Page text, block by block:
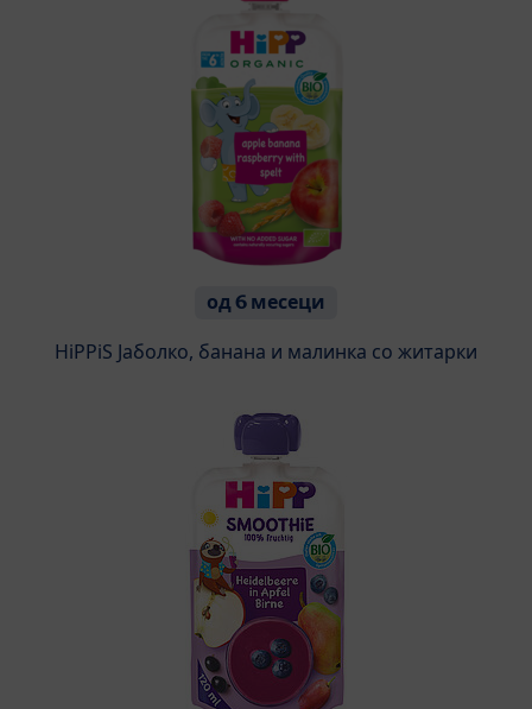
од 6 месеци
HiPPiS Јаболко, банана и малинка со житарки